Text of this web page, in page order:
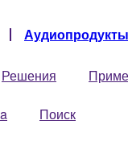
Аудиопродукты
Решения
Поиск